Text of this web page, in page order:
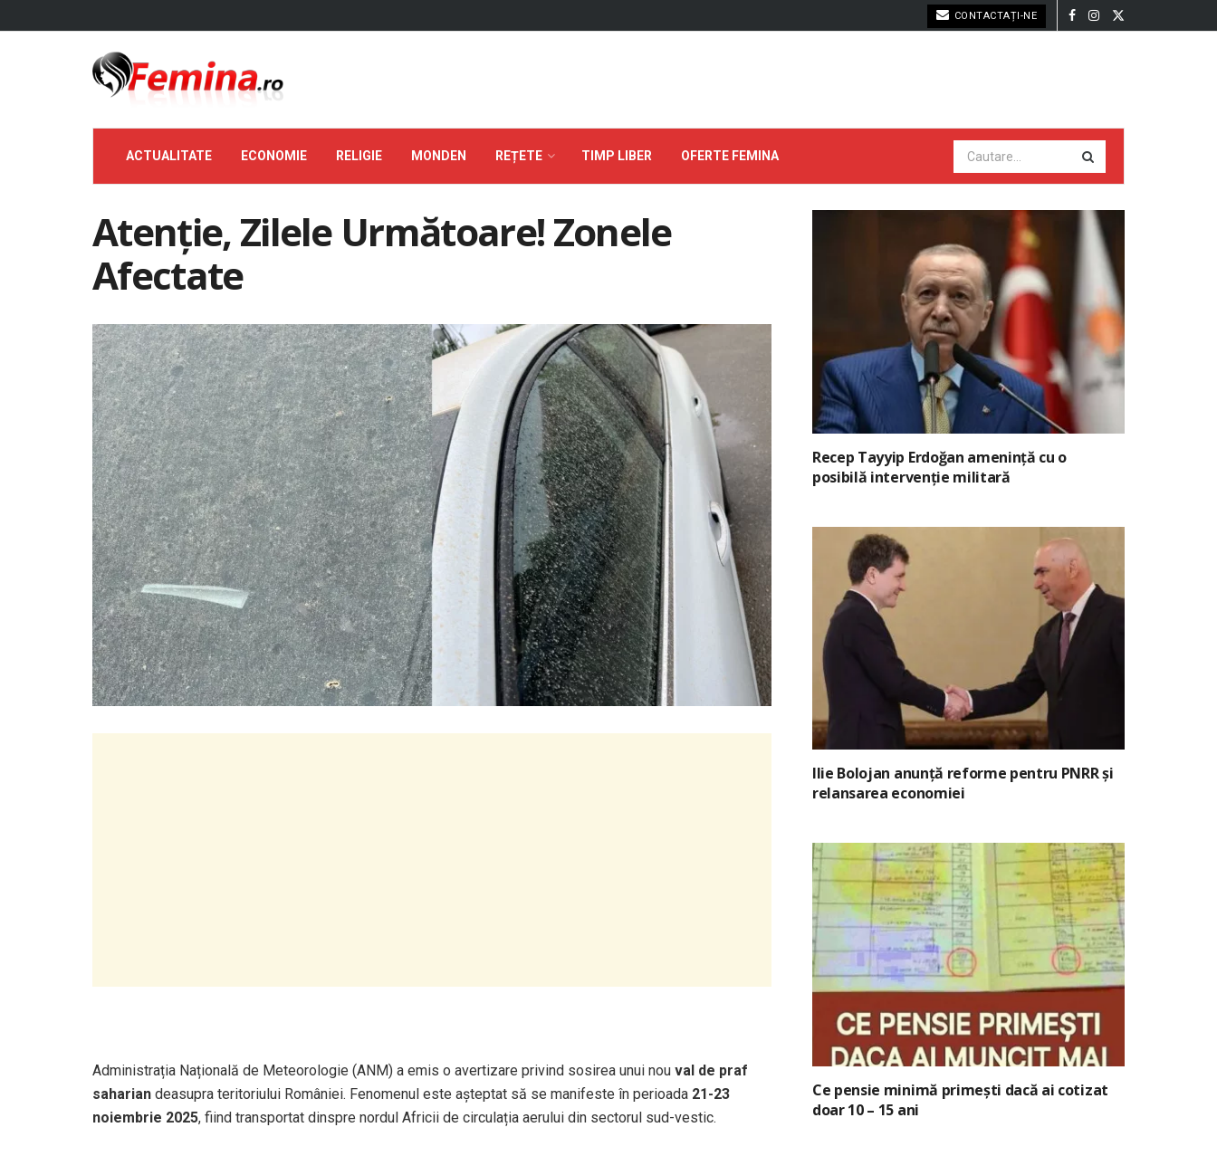
CONTACTAȚI-NE
ACTUALITATE ECONOMIE RELIGIE MONDEN REȚETE TIMP LIBER OFERTE FEMINA
Atenție, Zilele Următoare! Zonele
Afectate
Administrația Națională de Meteorologie (ANM) a emis o avertizare privind sosirea unui nou val de praf
saharian deasupra teritoriului României. Fenomenul este așteptat să se manifeste în perioada 21-23
noiembrie 2025, fiind transportat dinspre nordul Africii de circulația aerului din sectorul sud-vestic.
Recep Tayyip Erdoğan amenință cu o
posibilă intervenție militară
Ilie Bolojan anunță reforme pentru PNRR și
relansarea economiei
Ce pensie minimă primești dacă ai cotizat
doar 10 – 15 ani